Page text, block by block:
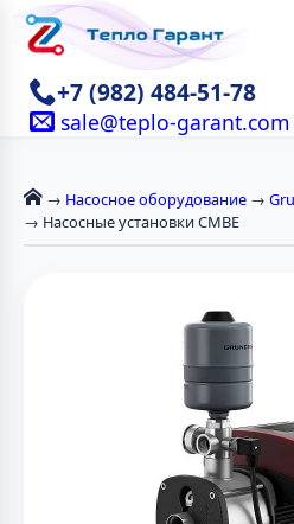
+7 (982) 484-51-78
sale@teplo-garant.com
→ Насосное оборудование →
→ Насосные установки CMBE